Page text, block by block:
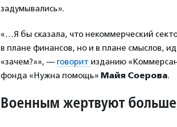
задумывались».
«…Я бы сказала, что некоммерческий
в плане финансов, но и в плане смыслов,
«зачем?»», — говорит изданию
фонда «Нужна помощь» Майя Соерова.
Военным жертвуют